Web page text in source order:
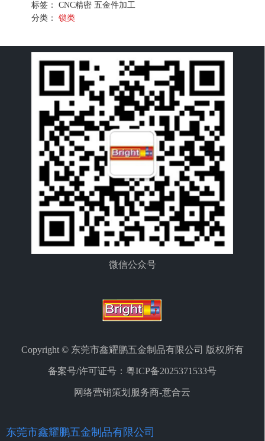
标签： CNC精密 五金件加工
分类： 锁类
微信公众号
Copyright © 东莞市鑫耀鹏五金制品有限公司 版权所有
备案号/许可证号： 粤ICP备2025371533号
网络营销策划服务商-意合云
东莞市鑫耀鹏五金制品有限公司